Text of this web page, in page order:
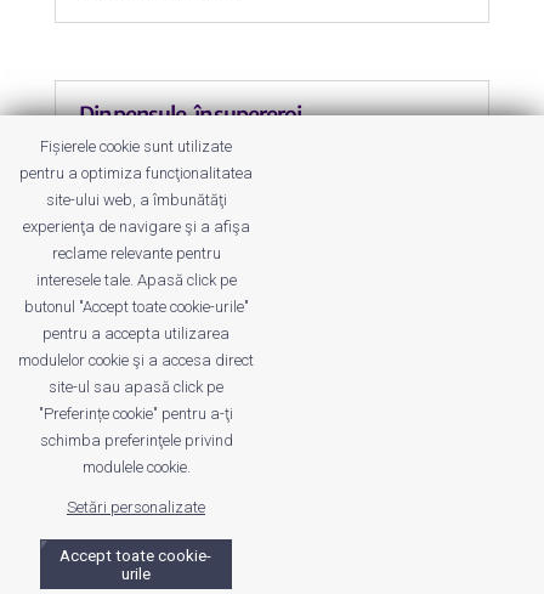
Din pensule, în supereroi
byRoxana Jilăveanu
Yourself
Supereroii sunt plăcuți de toată
lumea, nu? Dar pensulele?
Despre noi Publicitate
Privacy
© UrbanKID. Proiect dezvoltat de Dana și
Dragomirescu. Temă WordPress:
Fișierele cookie sunt utilizate
pentru a optimiza funcţionalitatea
site-ului web, a îmbunătăţi
experienţa de navigare şi a afişa
reclame relevante pentru
interesele tale. Apasă click pe
butonul "Accept toate cookie-urile"
pentru a accepta utilizarea
modulelor cookie şi a accesa direct
site-ul sau apasă click pe
"Preferințe cookie" pentru a-ţi
schimba preferinţele privind
modulele cookie.
Setări personalizate
Accept toate cookie-
urile